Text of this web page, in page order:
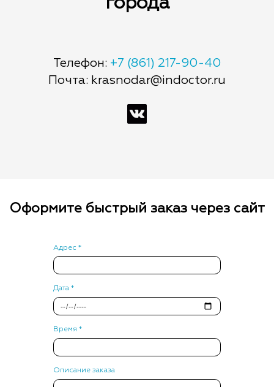
города
Телефон: +7 (861) 217-90-40
Почта: krasnodar@indoctor.ru
Оформите быстрый заказ через сайт
Адрес *
Дата *
Время *
Описание заказа